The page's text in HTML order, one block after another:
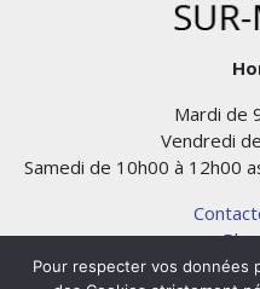
Mardi de
Vendredi
Samedi de 10h00 à 12h00
Pour respecter vos données